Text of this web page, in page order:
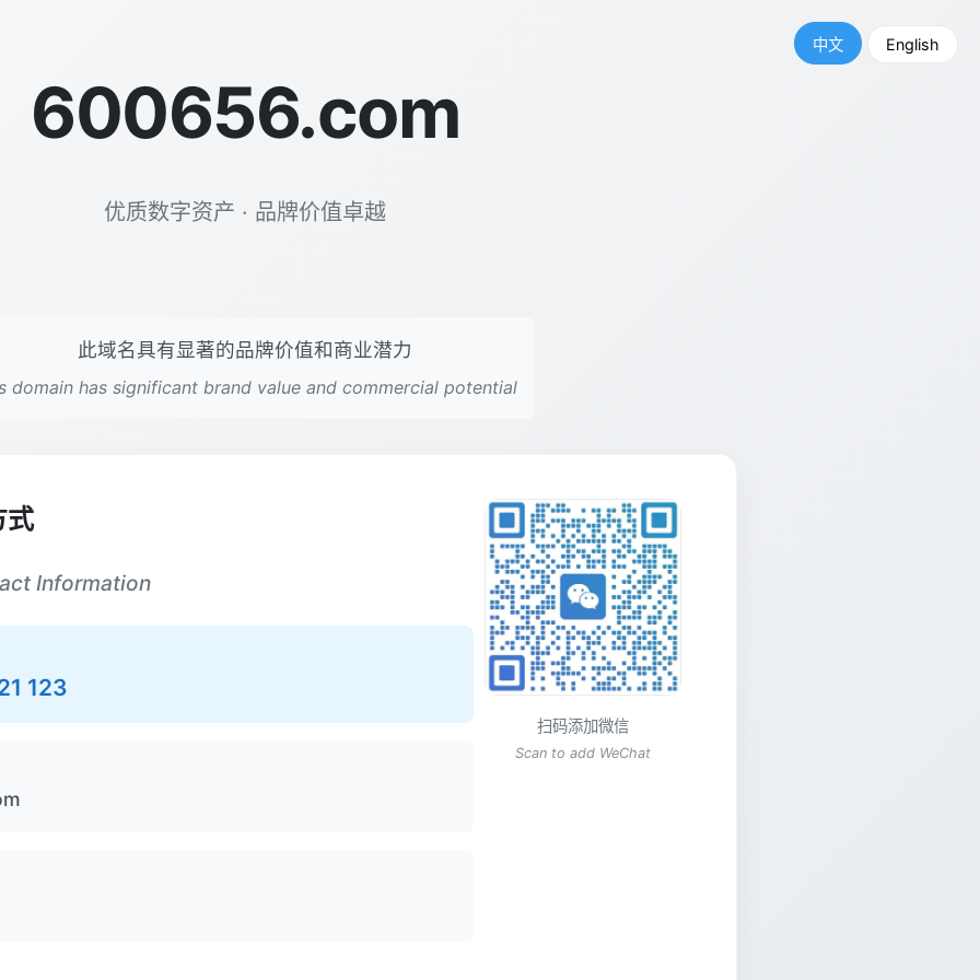
中文 English
600656.com
优质数字资产 · 品牌价值卓越
此域名具有显著的品牌价值和商业潜力
domain has significant brand value and commercial potential
式
Information
123
扫码添加微信
Scan to add WeChat